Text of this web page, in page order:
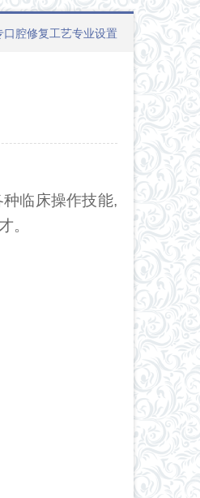
口腔修复工艺专业设置
临床操作技能,
。